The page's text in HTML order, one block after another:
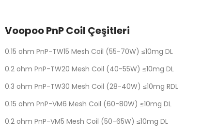
Voopoo PnP Coil Çeşitleri
0.15 ohm PnP-TW15 Mesh Coil (55-70W) ≤10mg DL
0.2 ohm PnP-TW20 Mesh Coil (40-55W) ≤10mg DL
0.3 ohm PnP-TW30 Mesh Coil (28-40W) ≤10mg RDL
0.15 ohm PnP-VM6 Mesh Coil (60-80W) ≤10mg DL
0.2 ohm PnP-VM5 Mesh Coil (50-65W) ≤10mg DL